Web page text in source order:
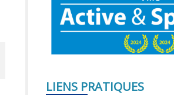
LIENS PRATIQUES